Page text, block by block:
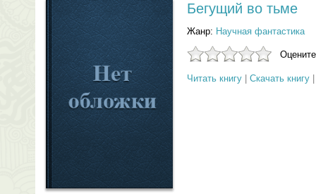
Бегущий во тьме
Жанр: Научная фантастика
Читать книгу Скачать книгу